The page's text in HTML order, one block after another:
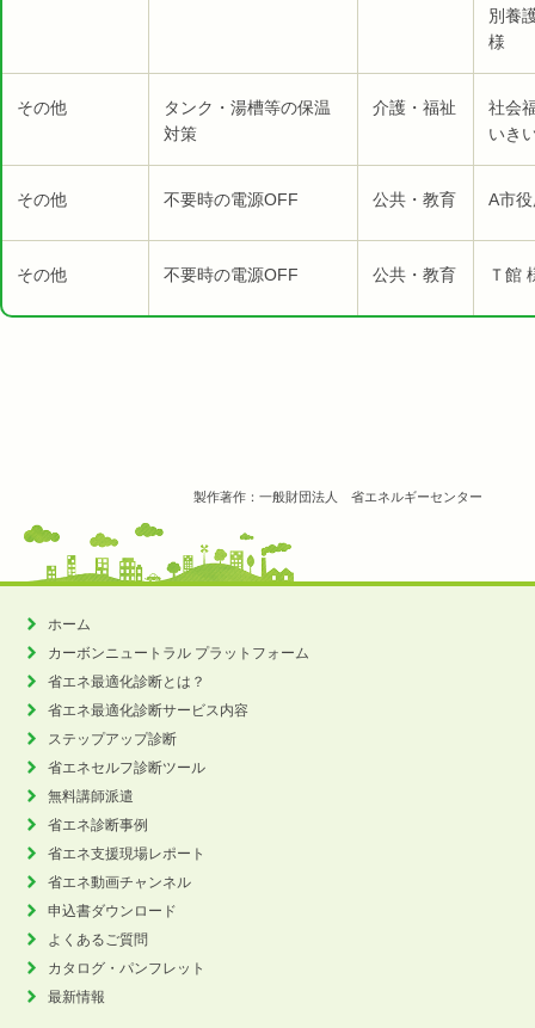
別養
様
その他
タンク・湯槽等の保温
対策
介護・福祉
社会
いき
その他 不要時の電源OFF 公共・教育 A市
その他 不要時の電源OFF 公共・教育 Ｔ館
製作著作：一般財団法人 省エネルギーセンター
ホーム
カーボンニュートラル プラットフォーム
省エネ最適化診断とは？
省エネ最適化診断サービス内容
ステップアップ診断
省エネセルフ診断ツール
無料講師派遣
省エネ診断事例
省エネ支援現場レポート
省エネ動画チャンネル
申込書ダウンロード
よくあるご質問
カタログ・パンフレット
最新情報